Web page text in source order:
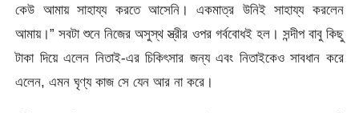
কেউ আমায় সাহায্য করতে আসেনি। একমাত্র উনিই সাহায্য করলেন
আমায়।” সবটা শুনে নিজের অসুস্থ স্ত্রীর ওপর গর্ববোধই হল। সন্দীপ বাবু কিছু
টাকা দিয়ে এলেন নিতাই-এর চিকিৎসার জন্য এবং নিতাইকেও সাবধান করে
এলেন, এমন ঘৃণ্য কাজ সে যেন আর না করে।